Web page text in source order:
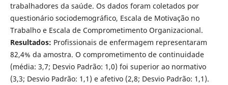
trabalhadores da saúde. Os dados foram coletados por
questionário sociodemográfico, Escala de Motivação no
Trabalho e Escala de Comprometimento Organizacional.
Resultados: Profissionais de enfermagem representaram
82,4% da amostra. O comprometimento de continuidade
(média: 3,7; Desvio Padrão: 1,0) foi superior ao normativo
(3,3; Desvio Padrão: 1,1) e afetivo (2,8; Desvio Padrão: 1,1).